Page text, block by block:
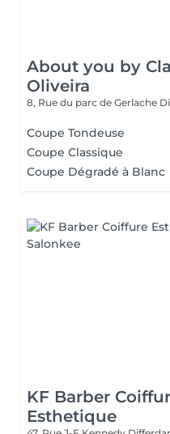
About you by
Oliveira
8, Rue du parc de Gerlache
Coupe Tondeuse
Coupe Classique
Coupe Dégradé à Blanc
KF Barber
Esthetique